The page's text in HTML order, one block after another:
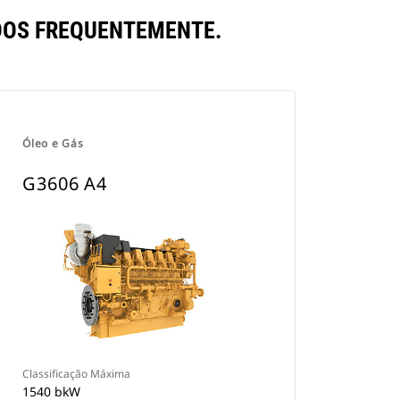
FREQUENTEMENTE.
Óleo e Gás
G3606 A4
Classificação Máxima
1540 bkW